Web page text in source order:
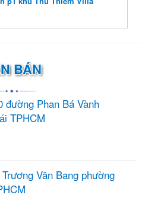
BÁN
đường Phan Bá Vành
TPHCM
Văn Bang phường